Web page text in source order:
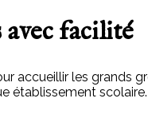
avec facilité
accueillir les grands
établissement